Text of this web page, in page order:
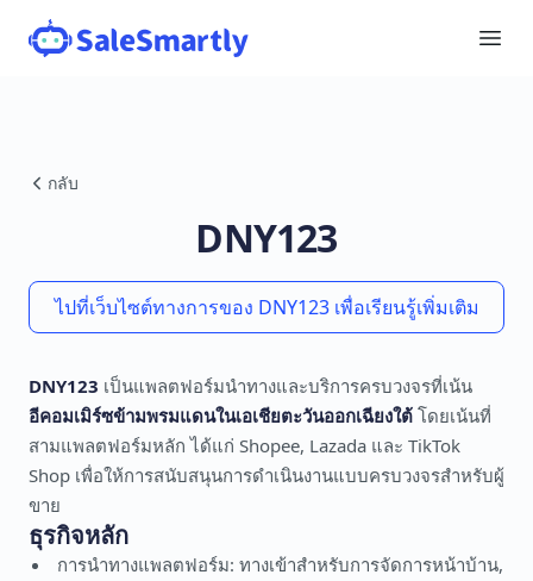
กลับ
DNY123
ไปที่เว็บไซต์ทางการของ DNY123 เพื่อเรียนรู้เพิ่มเติม
DNY123 เป็นแพลตฟอร์มนำทางและบริการครบวงจรที่เน้น
อีคอมเมิร์ซข้ามพรมแดนในเอเชียตะวันออกเฉียงใต้ โดยเน้นที่
สามแพลตฟอร์มหลัก ได้แก่ Shopee, Lazada และ TikTok
Shop เพื่อให้การสนับสนุนการดำเนินงานแบบครบวงจรสำหรับผู้
ขาย
ธุรกิจหลัก
การนำทางแพลตฟอร์ม: ทางเข้าสำหรับการจัดการหน้าบ้าน,